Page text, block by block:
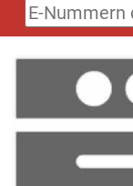
E-
Nummern
Sonderzeichen)